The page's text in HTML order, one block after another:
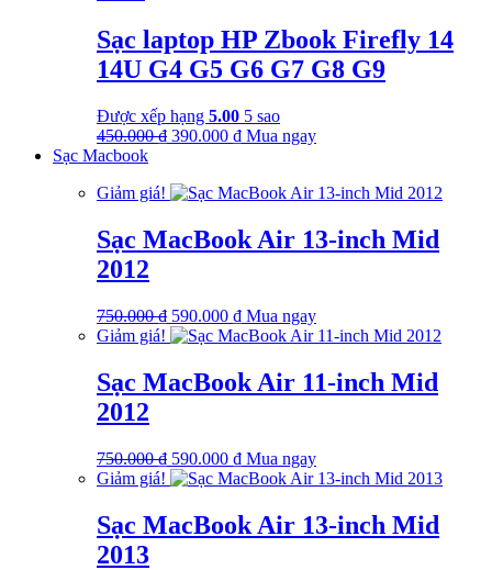
Sạc laptop HP Zbook Firefly 14
14U G4 G5 G6 G7 G8 G9
Được xếp hạng 5.00 5 sao
450.000₫ Giá
450.000 ₫.
390.000 ₫Giá
là:
Mua ngay
Sạc Macbook
Giảm giá!
Sạc MacBook Air 13-inch Mid
2012
750.000₫ Giá
gốc
750.000 ₫.
590.000 ₫Giá
hiện
là:
590.000 ₫.
Mua ngay
Giảm giá!
Sạc MacBook Air 11-inch Mid
2012
750.000₫ Giá
gốc
750.000 ₫.
590.000 ₫Giá
hiện
là:
590.000 ₫.
Mua ngay
Giảm giá!
Sạc MacBook Air 13-inch Mid
2013